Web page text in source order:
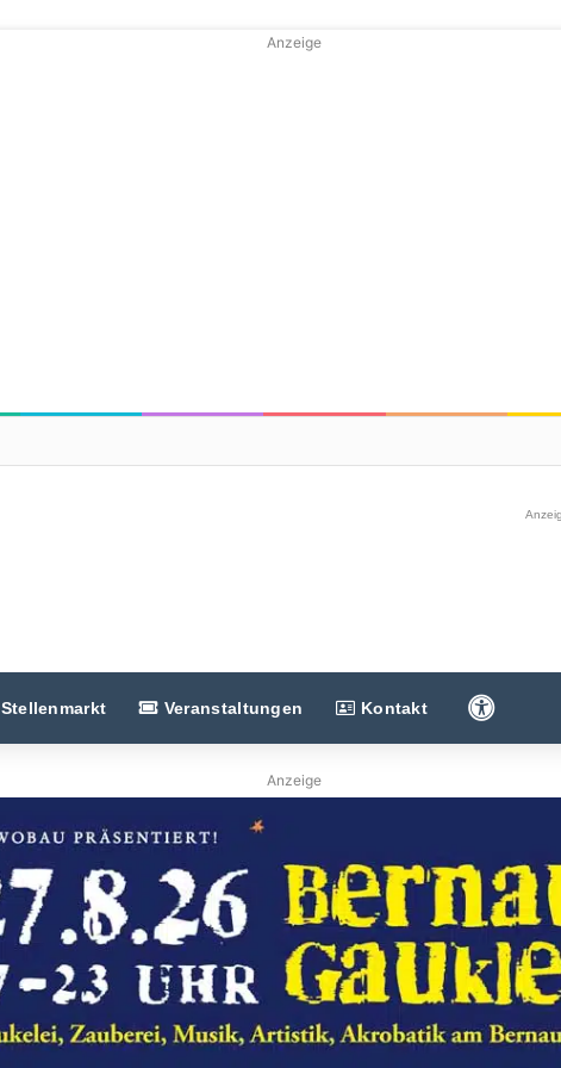
Anzeige
Stellenmarkt Veranstaltungen Kontakt
Anzeige